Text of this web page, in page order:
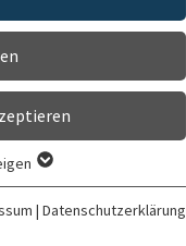
der Webseite
einwandfrei
| Datenschutzerklärung